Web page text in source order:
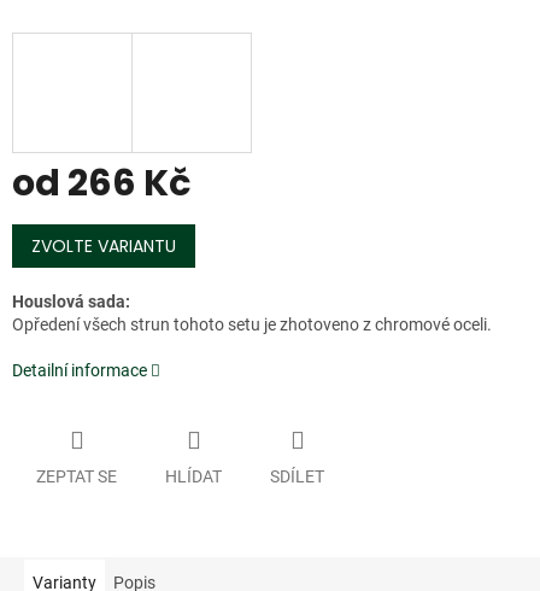
od 266 Kč
Měrná
cena:
ZVOLTE VARIANTU
Houslová sada:
Opředení všech strun tohoto setu je zhotoveno z chromové oceli.
Detailní informace
ZEPTAT SE HLÍDAT SDÍLET
Varianty Popis